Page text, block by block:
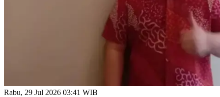
Rabu, 29 Jul 2026 03:41 WIB